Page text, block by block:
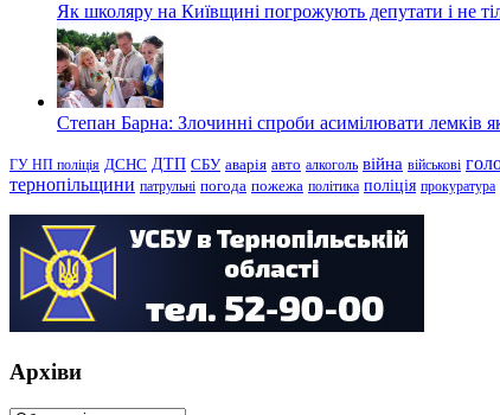
Як школяру на Київщині погрожують депутати і не
Степан Барна: Злочинні спроби асимілювати лемків
ГУ НП поліція ДСНС ДТП СБУ аварія авто алкоголь війна військові
тернопільщини патрульні погода пожежа політика поліція прокуратура
Архіви